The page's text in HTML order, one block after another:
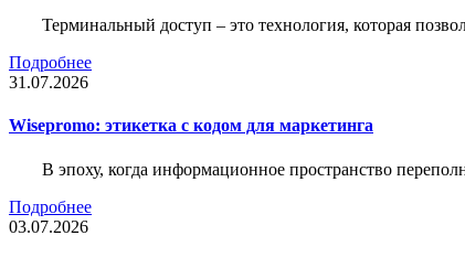
Терминальный доступ – это технология, которая
Подробнее
31.07.2026
Wisepromo: этикетка c кодом для маркетинга
В эпоху, когда информационное пространство
Подробнее
03.07.2026